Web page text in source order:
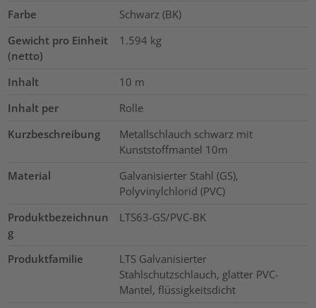
Farbe
Schwarz (BK)
Gewicht pro Einheit
(netto)
1.594 kg
Inhalt 10 m
Inhalt per
Rolle
Kurzbeschreibung
Metallschlauch schwarz mit
Kunststoffmantel 10m
Material
Galvanisierter Stahl (GS),
Polyvinylchlorid (PVC)
Produktbezeichnun
g
LTS63-GS/PVC-BK
Produktfamilie
LTS Galvanisierter
Stahlschutzschlauch, glatter PVC-
Mantel, flüssigkeitsdicht